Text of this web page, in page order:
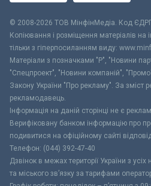
© 2008-2026 ТОВ МiнфiнМедiа. Код
Копіювання і розміщення матеріалів на
тільки з гіперпосиланням виду:
Матеріали з позначками "Р", "Новини
"Спецпроект", "Новини компаній",
Закону України "Про рекламу". За зміст
рекламодавець.
Інформація на даній сторінці не є
Верифіковану банком інформацію про
подивитися на офіційному сайті
Телефон: (044) 392-47-40
Дзвінок в межах території України з
та міського зв’язку за тарифами